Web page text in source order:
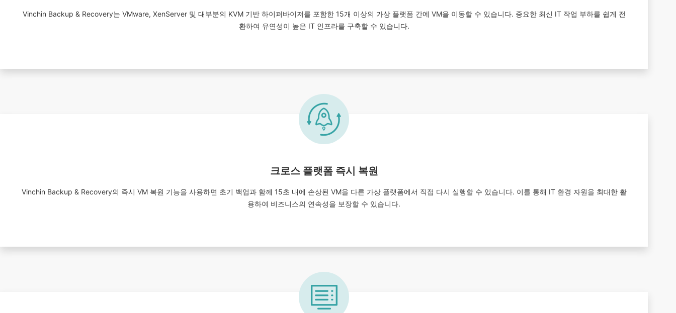
Vinchin Backup & Recovery는 VMware, XenServer 및 대부분의 KVM 기반 하이퍼바이저를 포함한 15개 이상의 가상 플랫폼 간에 VM을 이동할 수 있습니다. 중요한 최신 IT 작업 부하를 쉽게 전
환하여 유연성이 높은 IT 인프라를 구축할 수 있습니다.
크로스 플랫폼 즉시 복원
Vinchin Backup & Recovery의 즉시 VM 복원 기능을 사용하면 초기 백업과 함께 15초 내에 손상된 VM을 다른 가상 플랫폼에서 직접 다시 실행할 수 있습니다. 이를 통해 IT 환경 자원을 최대한 활
용하여 비즈니스의 연속성을 보장할 수 있습니다.